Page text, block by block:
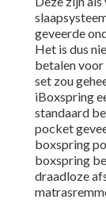
geveerde
Het is dus
betalen
set zou
iBoxspring
standaard
pocket
boxspring
boxspring
draadloze